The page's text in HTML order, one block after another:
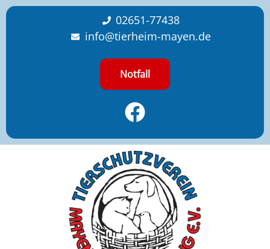
content
02651-77438
info@tierheim-mayen.de
Notfall